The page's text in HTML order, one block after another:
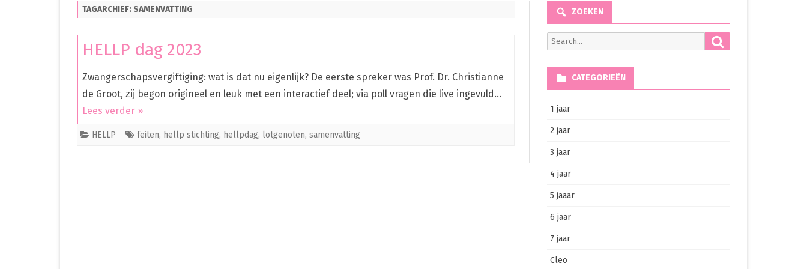
PREMATUUR IN HET ZIEKENHUIS
TAGARCHIEF: SAMENVATTING
HELLP dag 2023
Zwangerschapsvergiftiging: wat is dat nu eigenlijk? De eerste spreker was Prof. Dr. Christianne
de Groot, zij begon origineel en leuk met een interactief deel; via poll vragen die live ingevuld…
Lees verder »
HELLP feiten, hellp stichting, hellpdag, lotgenoten, samenvatting
ZOEKEN
Search
for:
CATEGORIEËN
1 jaar
2 jaar
3 jaar
4 jaar
5 jaaar
6 jaar
7 jaar
Cleo